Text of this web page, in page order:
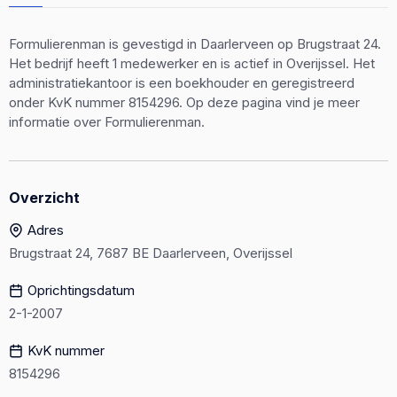
Formulierenman is gevestigd in Daarlerveen op Brugstraat 24.
Het bedrijf heeft 1 medewerker en is actief in Overijssel. Het
administratiekantoor is een boekhouder en geregistreerd
onder KvK nummer 8154296. Op deze pagina vind je meer
informatie over Formulierenman.
Overzicht
Adres
Brugstraat 24, 7687 BE Daarlerveen, Overijssel
Oprichtingsdatum
2-1-2007
KvK nummer
8154296